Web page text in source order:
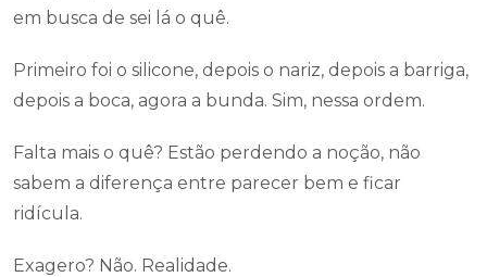
em busca de sei lá o quê.
Primeiro foi o silicone, depois o nariz, depois a barriga,
depois a boca, agora a bunda. Sim, nessa ordem.
Falta mais o quê? Estão perdendo a noção, não
sabem a diferença entre parecer bem e ficar
ridícula.
Exagero? Não. Realidade.